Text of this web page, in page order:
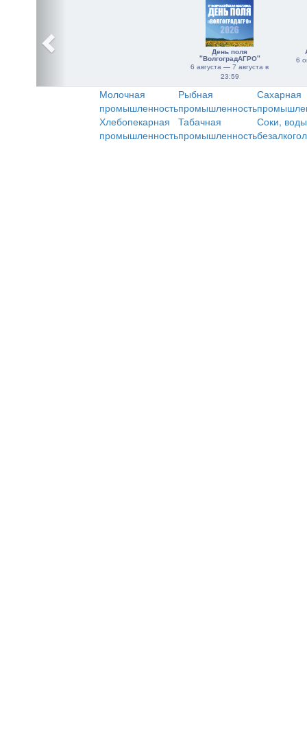
День поля
"ВолгоградАГРО"
6 августа — 7 августа в
23:59
6
Молочная
промышленность
Рыбная
промышленность
Сахарная
Хлебопекарная
промышленность
Табачная
промышленность
Соки,